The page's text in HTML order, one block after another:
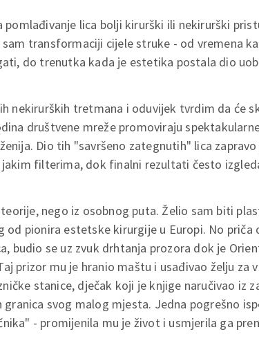
pomlađivanje lica bolji kirurški ili nekirurški
transformaciji cijele struke - od vremena
do trenutka kada je estetika postala dio
nekirurških tretmana i oduvijek tvrdim da će
društvene mreže promoviraju
Dio tih "savršeno zategnutih" lica
filterima, dok finalni rezultati često
nego iz osobnog puta. Želio sam biti
od pionira estetske kirurgije u Europi. No priča
budio se uz zvuk drhtanja prozora dok je
prizor mu je hranio maštu i usađivao želju za
stanice, dječak koji je knjige naručivao iz
svog malog mjesta. Jedna pogrešno
- promijenila mu je život i usmjerila ga